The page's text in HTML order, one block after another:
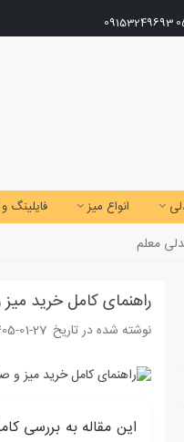
09153249693
انواع میز فایلینگ
معلم
راهنمای کامل خرید
نوشته شده در تاریخ 01-27
این مقاله به بررسی